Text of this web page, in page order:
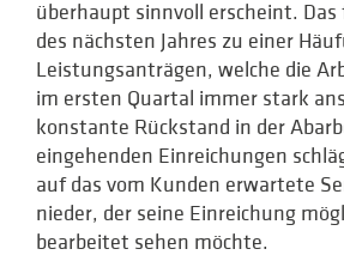
überhaupt sinnvoll erscheint.
des nächsten Jahres zu einer
Leistungsanträgen, welche die
im ersten Quartal immer stark
konstante Rückstand in der
eingehenden Einreichungen
auf das vom Kunden erwartete
nieder, der seine Einreichung
bearbeitet sehen möchte.